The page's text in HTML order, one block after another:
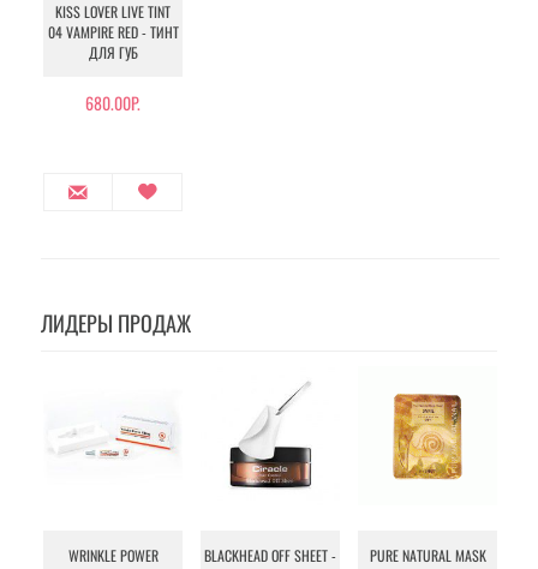
KISS LOVER LIVE TINT
04 VAMPIRE RED - ТИНТ
ДЛЯ ГУБ
680.00Р.
ЛИДЕРЫ ПРОДАЖ
WRINKLE POWER
BLACKHEAD OFF SHEET -
PURE NATURAL MASK